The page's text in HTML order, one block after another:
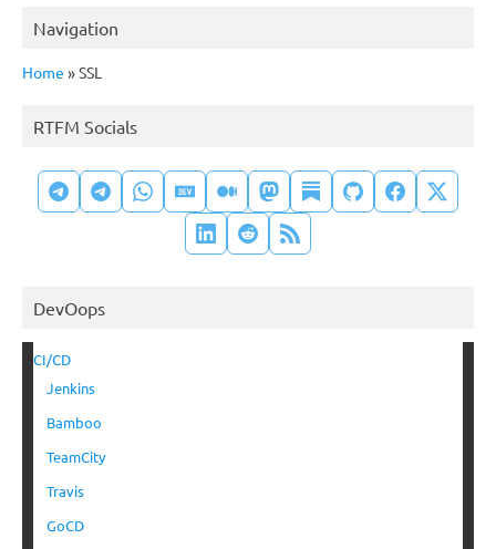
Navigation
Home »SSL
RTFM Socials
DevOops
CI/CD
Jenkins
Bamboo
TeamCity
Travis
GoCD